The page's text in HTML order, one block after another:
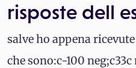
risposte dell
salve ho appena
che sono:c-100 neg;c33c